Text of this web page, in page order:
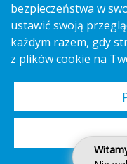
bezpieczeństwa w
ustawić swoją
każdym razem, gdy
z plików cookie na